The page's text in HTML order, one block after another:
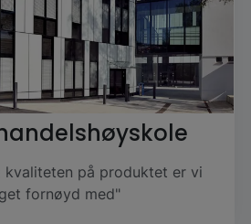
kvaliteten på produktet er vi
fornøyd med"